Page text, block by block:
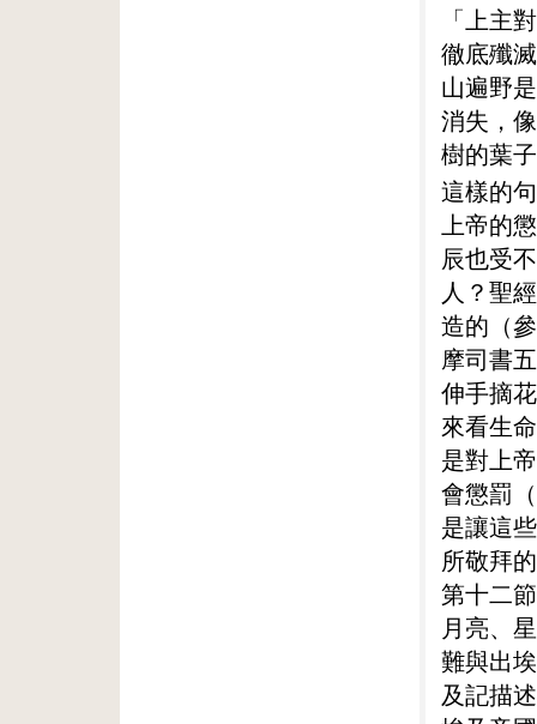
「上主
徹底殲
山遍野
消失，
樹的葉
這樣的
上帝的
辰也受
人？聖
造的（
摩司書
伸手摘
來看生
是對上
會懲罰
是讓這
所敬拜
第十二
月亮、
難與出
及記描